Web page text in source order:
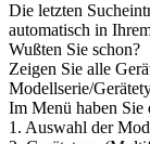
Die letzten
automatisch in
Wußten Sie schon?
Zeigen Sie alle
Modellserie/
Im Menü haben
1. Auswahl der